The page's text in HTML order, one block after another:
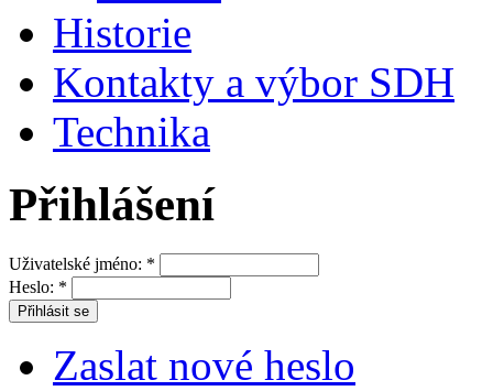
Historie
Kontakty a výbor SDH
Technika
Přihlášení
Uživatelské jméno: *
Heslo: *
Zaslat nové heslo